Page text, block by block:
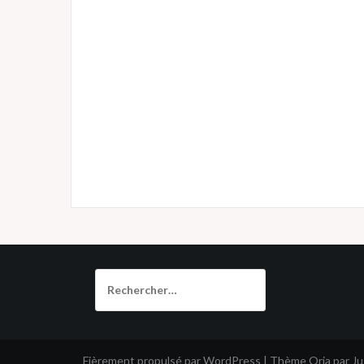
Fièrement propulsé par WordPress | Thème Oria par